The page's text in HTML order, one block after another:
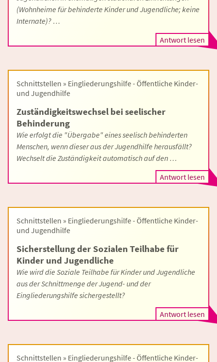
(Wohnheime für behinderte Kinder und Jugendliche; keine
Internate)? …
Antwort lesen
Schnittstellen » Eingliederungshilfe - Öffentliche Kinder-
und Jugendhilfe
Zuständigkeitswechsel bei seelischer
Behinderung
Wie erfolgt die "Übergabe" eines seelisch behinderten
Menschen, wenn dieser aus der Jugendhilfe herausfällt?
Wechselt die Zuständigkeit automatisch auf den …
Antwort lesen
Schnittstellen » Eingliederungshilfe - Öffentliche Kinder-
und Jugendhilfe
Sicherstellung der Sozialen Teilhabe für
Kinder und Jugendliche
Wie wird die Soziale Teilhabe für Kinder und Jugendliche
aus der Schnittmenge der Jugend- und der
Eingliederungshilfe sichergestellt?
Antwort lesen
Schnittstellen » Eingliederungshilfe - Öffentliche Kinder-